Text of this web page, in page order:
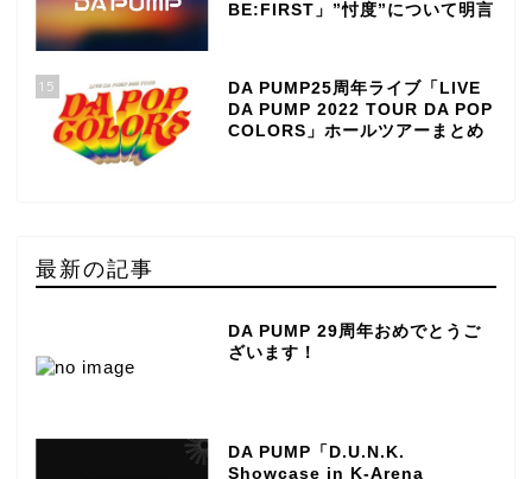
BE:FIRST」”忖度”について明言
15
DA PUMP25周年ライブ「LIVE
DA PUMP 2022 TOUR DA POP
COLORS」ホールツアーまとめ
最新の記事
DA PUMP 29周年おめでとうご
ざいます！
DA PUMP「D.U.N.K.
Showcase in K-Arena